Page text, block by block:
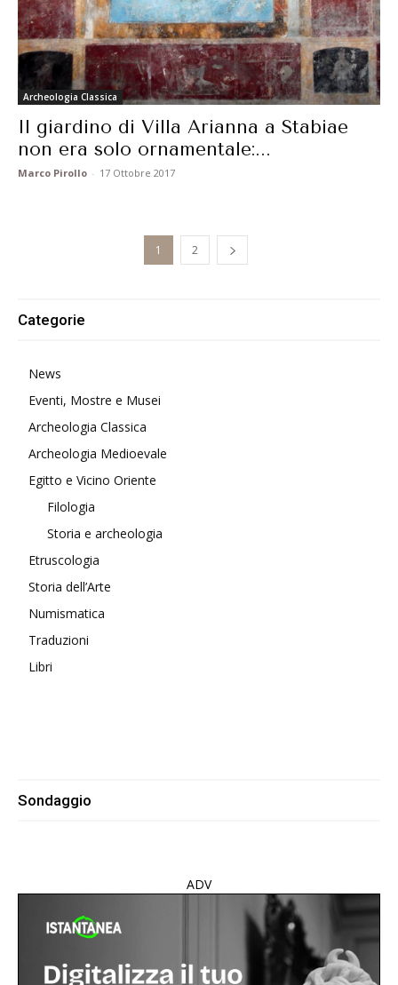
Archeologia Classica
Il giardino di Villa Arianna a Stabiae
non era solo ornamentale:...
Marco Pirollo - 17 Ottobre 2017
1 2
Categorie
News
Eventi, Mostre e Musei
Archeologia Classica
Archeologia Medioevale
Egitto e Vicino Oriente
Filologia
Storia e archeologia
Etruscologia
Storia dell’Arte
Numismatica
Traduzioni
Libri
Sondaggio
ADV